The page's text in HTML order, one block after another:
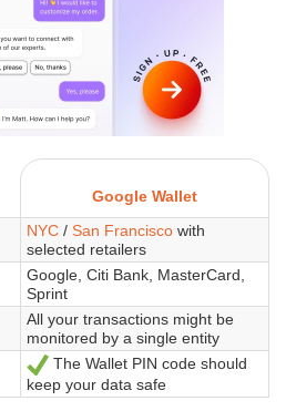
Google Wallet
NYC /San Francisco with
selected retailers
Google, Citi Bank, MasterCard,
Sprint
All your transactions might be
monitored by a single entity
Sí
The Wallet PIN code should
keep your data safe